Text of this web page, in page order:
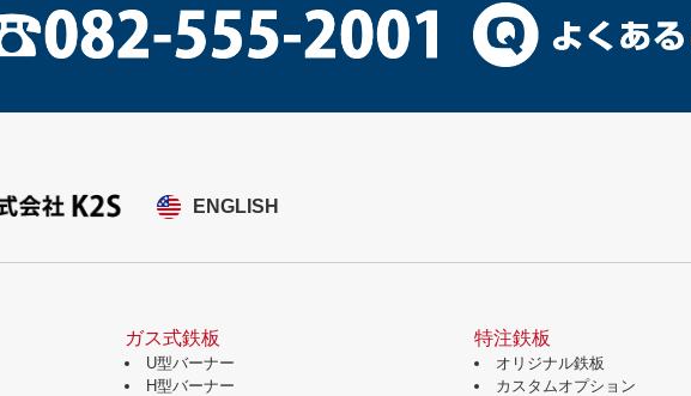
ENGLISH
ガス式鉄板
U型バーナー
H型バーナー
特注鉄板
オリジナル鉄板
カスタムオプション